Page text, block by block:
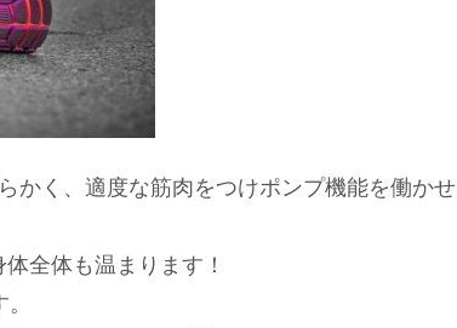
かく、適度な筋肉をつけポンプ機能を働かせ
全体も温まります！